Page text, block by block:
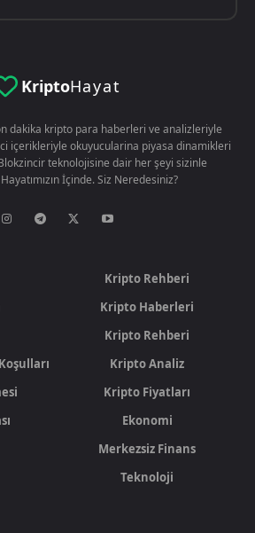
KriptoHayat
dakika kripto para haberleri ve analizleriyle
içerikleriyle okuyucularina piyasa dinamikleri
teknolojisine dair her şeyi sizinle
İçinde. Siz Neredesiniz?
Kripto Rehberi
Kripto Haberleri
Kripto Rehberi
Kripto Analiz
Kripto Fiyatları
Ekonomi
Merkezsiz Finans
Teknoloji